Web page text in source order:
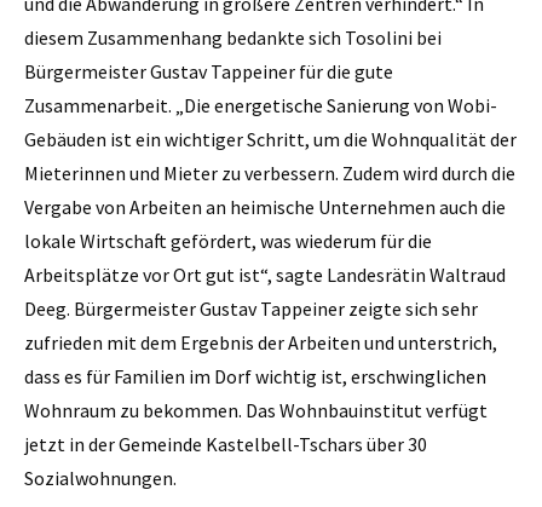
diesem Zusammenhang bedankte sich Tosolini bei
Bürgermeister Gustav Tappeiner für die gute
Zusammenarbeit. „Die energetische Sanierung von Wobi-
Gebäuden ist ein wichtiger Schritt, um die Wohnqualität der
Mieterinnen und Mieter zu verbessern. Zudem wird durch die
Vergabe von Arbeiten an heimische Unternehmen auch die
lokale Wirtschaft gefördert, was wiederum für die
Arbeitsplätze vor Ort gut ist“, sagte Landesrätin Waltraud
Deeg. Bürgermeister Gustav Tappeiner zeigte sich sehr
zufrieden mit dem Ergebnis der Arbeiten und unterstrich,
dass es für Familien im Dorf wichtig ist, erschwinglichen
Wohnraum zu bekommen. Das Wohnbauinstitut verfügt
jetzt in der Gemeinde Kastelbell-Tschars über 30
Sozialwohnungen.